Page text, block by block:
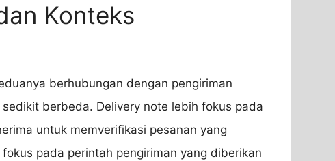
Konteks
berhubungan dengan pengiriman
berbeda. Delivery note lebih fokus pada
untuk memverifikasi pesanan yang
pada perintah pengiriman yang diberikan